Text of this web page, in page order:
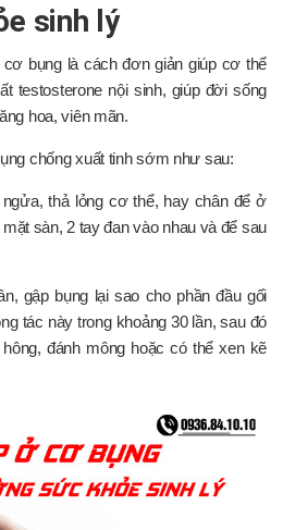
sinh lý
bụng là cách đơn giản giúp cơ thể
testosterone nội sinh, giúp đời sống
hoa, viên mãn.
chống xuất tinh sớm như sau:
thả lỏng cơ thể, hay chân để ở
sàn, 2 tay đan vào nhau và để sau
gập bụng lại sao cho phần đầu gối
tác này trong khoảng 30 lần, sau đó
đánh mông hoặc có thể xen kẽ